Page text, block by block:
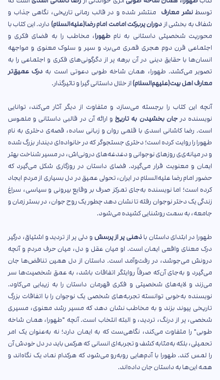
توسط نشر معارف منتشر شده و در قالب رمانی تاریخی، نگاهی جذاب و
شفاف به بخشی از دوران پربرکت امامت امام رضا(علیه‌السلام) دارد. این کتاب با
محوریت شخصیتی داستانی به نام طهورا، مخاطب را به فضای فکری و
اجتماعی قرن دوم هجری قمری می‌برد و سیر و سلوک معنوی و مواجهه
انسان‌ها با حقایق دینی در آن برهه پر از دگرگونی‌های فکری و اجتماعی را به
تصویر می‌کشد. طهورا، همان شاخه طوبی دعوتی است به درک عمیق‌تر
معارف اهل بیت(علیهم‌السلام)از خلال داستانی گیرا و تاثیرگذار.
آنچه این کتاب را برجسته می‌سازد و متفاوت از دیگر آثار می‌کند، توانایی
نویسنده درجان بخشیدن به تاریخ و ارائه آن در قالبی داستانی و ملموس
است. رضا کاشانی اسدی با قلمی روان و زبانی ساده، قصه‌ی دختری به نام
طهورا را روایت کرده است؛ دختری جستجوگر که در خانواده‌ای دیندار بزرگ شده
و در میانه‌ی‌ی روزهای نوجوانی و دغدغه‌های درونی‌اش، در مسیر شناخت بهتر
ایمان و معنویت قرار می‌گیرد. فضای داستان در روزگاری شکل می‌گیرد که
حضور امام رضا علیه‌السلام در ایران، تحولی عمیق در دل بسیاری از مردم ایجاد
کرده است؛ اما نویسنده به‌جای تمرکز صرف بر وقایع بیرونی و سیاسی، سراغ
زندگی یک دختر نوجوان رفته تا نشان دهد چطور یک روح جوان، در بستر زمان و
جامعه، به سمت روشنایی کشیده می‌شود.
طهورا در ابتدای داستان با ذهنی پر از پرسش و دلی پر از تردید و اشتیاق، درگیر
درک معنای واقعی ایمان است. او میان عقل و دل، میان حرف مردم و آنچه
درونش می‌جوشد، در رفت‌وآمد است. داستان از دل همین تناقض‌ها جان
می‌گیرد و به‌جای آن‌که صرفاً روایتگر اتفاقات باشد، به عمق شخصیت‌ها سر
می‌زند و لایه‌های شخصیتی و فکری قهرمان داستان را به زیبایی می‌کاود.
نویسنده به‌خوبی توانسته تجربه‌های شخصی یک نوجوان را با اتفاقات بزرگ
تاریخی پیوند بزند و به مخاطب نشان دهد که مسیر رشد معنوی، مسیری
شخصی، پر از درنگ، تردید، و البته انتخاب است. آنچه "طهورا، همان شاخه
طوبی" را متفاوت می‌کند، نگاهی‌ست که به ایمان دارد؛ نه به‌عنوان یک امر
تحمیلی، بلکه به‌مثابه کشف و تجربه‌ای انسانی که هرکس باید در دل خودش آن
را لمس کند. طهورا با آدم‌هایی روبه‌رو می‌شود که هرکدام نماد یک نگاه‌اند و
همه این‌ها به داستان جان داده‌اند.